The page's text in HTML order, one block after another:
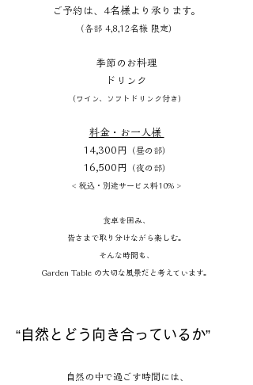
ご予約は、4名様より承ります。
（各部 4,8,12名様 限定）
季節のお料理
ドリンク
（ワイン、ソフトドリンク付き）
料金・お一人様
14,300円
（昼の部）
16,500円 （夜の部）
< 税込・別途サービス料10% >
食卓を囲み、
皆さまで取り分けながら楽しむ。
そんな時間も、
Garden Table の大切な風景だと考えています。
“自然とどう向き合っているか”
自然の中で過ごす時間には、